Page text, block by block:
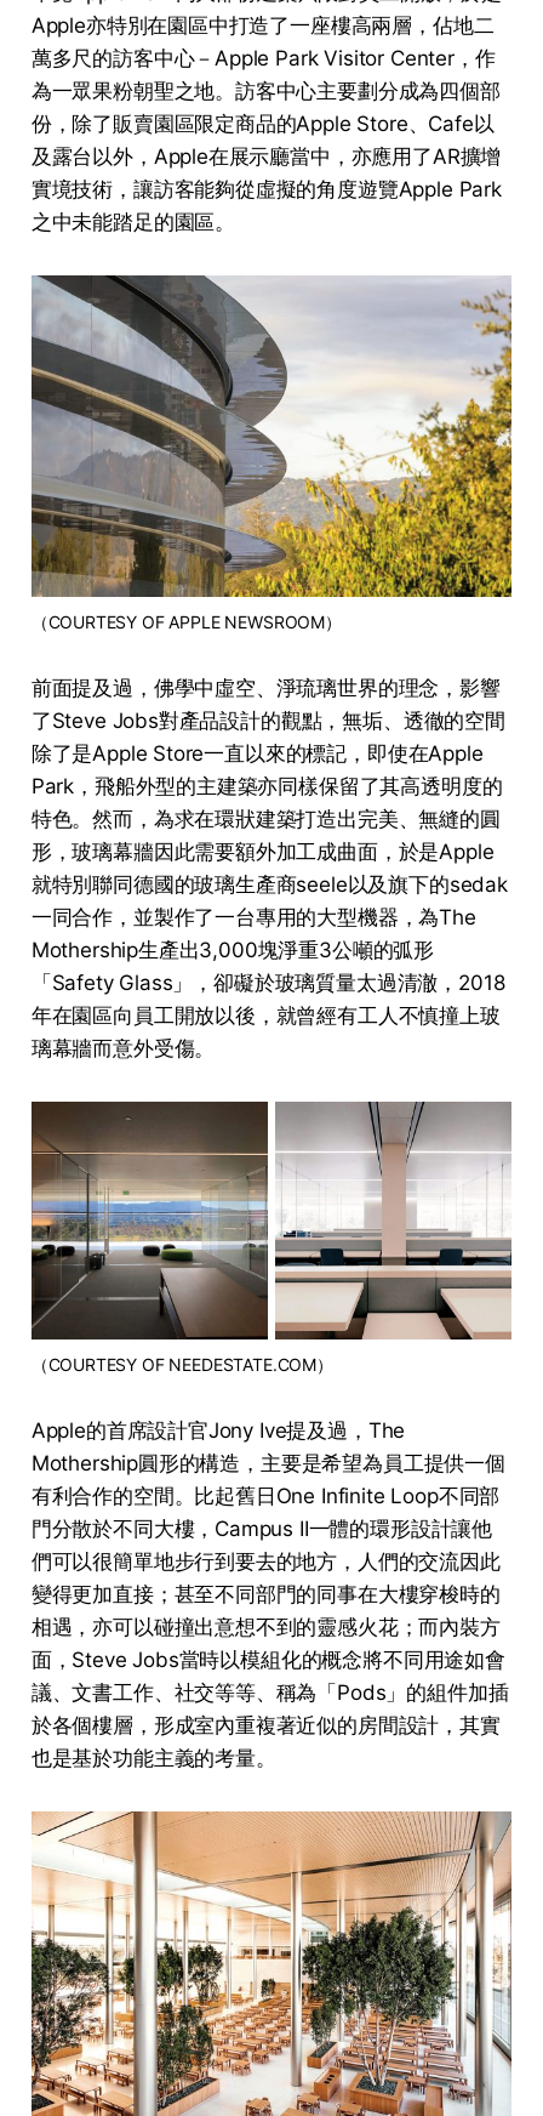
Apple亦特別在園區中打造了一座樓高兩層，佔地二
萬多尺的訪客中心－Apple Park Visitor Center，作
為一眾果粉朝聖之地。訪客中心主要劃分成為四個部
份，除了販賣園區限定商品的Apple Store、Cafe以
及露台以外，Apple在展示廳當中，亦應用了AR擴增
實境技術，讓訪客能夠從虛擬的角度遊覽Apple Park
之中未能踏足的園區。
（COURTESY OF APPLE NEWSROOM）
前面提及過，佛學中虛空、淨琉璃世界的理念，影響
了Steve Jobs對產品設計的觀點，無垢、透徹的空間
除了是Apple Store一直以來的標記，即使在Apple
Park，飛船外型的主建築亦同樣保留了其高透明度的
特色。然而，為求在環狀建築打造出完美、無縫的圓
形，玻璃幕牆因此需要額外加工成曲面，於是Apple
就特別聯同德國的玻璃生產商seele以及旗下的sedak
一同合作，並製作了一台專用的大型機器，為The
Mothership生產出3,000塊淨重3公噸的弧形
「Safety Glass」，卻礙於玻璃質量太過清澈，2018
年在園區向員工開放以後，就曾經有工人不慎撞上玻
璃幕牆而意外受傷。
（COURTESY OF NEEDESTATE.COM）
Apple的首席設計官Jony Ive提及過，The
Mothership圓形的構造，主要是希望為員工提供一個
有利合作的空間。比起舊日One Infinite Loop不同部
門分散於不同大樓，Campus II一體的環形設計讓他
們可以很簡單地步行到要去的地方，人們的交流因此
變得更加直接；甚至不同部門的同事在大樓穿梭時的
相遇，亦可以碰撞出意想不到的靈感火花；而內裝方
面，Steve Jobs當時以模組化的概念將不同用途如會
議、文書工作、社交等等、稱為「Pods」的組件加插
於各個樓層，形成室內重複著近似的房間設計，其實
也是基於功能主義的考量。